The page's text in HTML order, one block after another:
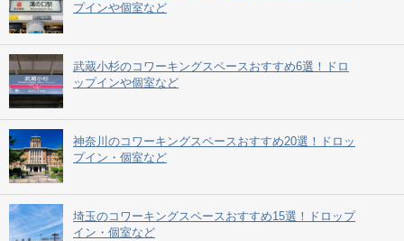
プインや個室など
武蔵小杉のコワーキングスペースおすすめ6選！ドロ
ップインや個室など
神奈川のコワーキングスペースおすすめ20選！ドロッ
プイン・個室など
埼玉のコワーキングスペースおすすめ15選！ドロップ
イン・個室など